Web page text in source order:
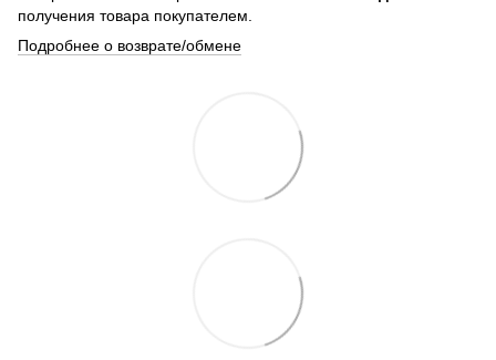
получения товара покупателем.
Подробнее о возврате/обмене